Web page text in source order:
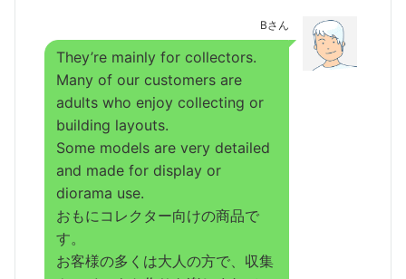
Bさん
They’re mainly for collectors.
Many of our customers are
adults who enjoy collecting or
building layouts.
Some models are very detailed
and made for display or
diorama use.
おもにコレクター向けの商品で
す。
お客様の多くは大人の方で、収集